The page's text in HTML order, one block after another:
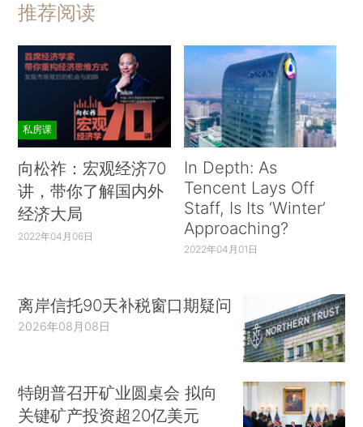
推荐阅读
私房课
向松祚：宏观经济70
讲，带你了解国内外
经济大局
2022年04月06日
In Depth: As
Tencent Lays Off
Staff, Is Its ‘Winter’
Approaching?
2022年04月01日
离岸信托90天补税窗口期疑问
2026年08月08日
特朗普召开矿业圆桌会 拟向
关键矿产投资超20亿美元